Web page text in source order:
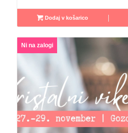
Dodaj v košarico
Ni na zalogi